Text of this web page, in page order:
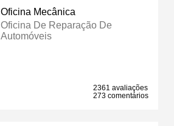
Oficina Mecânica
Oficina De Reparação De
Automóveis
2361 avaliações
273 comentários